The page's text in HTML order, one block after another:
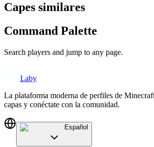
Capes similares
Command Palette
Search players and jump to any page.
Laby
La plataforma moderna de perfiles de
capas y conéctate con la comunidad.
Español